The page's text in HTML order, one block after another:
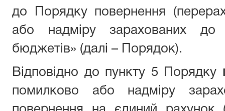
до Порядку повернення
або надміру зарахованих до
бюджетів» (далі – Порядок).
Відповідно до пункту 5 Порядку
помилково або надміру